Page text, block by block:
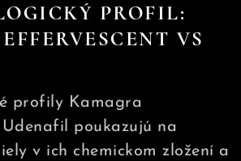
PROFIL:
VS
profily Kamagra
poukazujú na
v ich chemickom zložení a